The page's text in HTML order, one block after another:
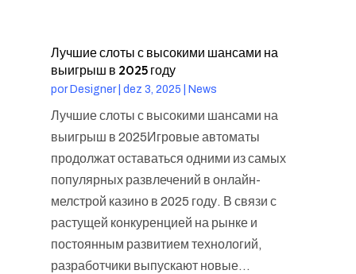
Лучшие слоты с высокими шансами на
выигрыш в 2025 году
por Designer| dez 3, 2025 News
Лучшие слоты с высокими шансами на
выигрыш в 2025Игровые автоматы
продолжат оставаться одними из самых
популярных развлечений в онлайн-
мелстрой казино в 2025 году. В связи с
растущей конкуренцией на рынке и
постоянным развитием технологий,
разработчики выпускают новые...